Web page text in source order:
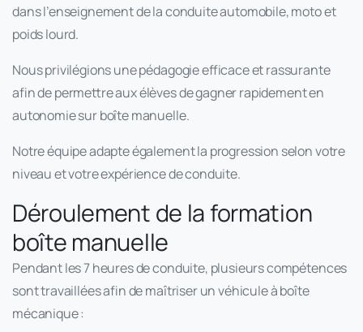
dans l’enseignement de la conduite automobile, moto et
poids lourd.
Nous privilégions une pédagogie efficace et rassurante
afin de permettre aux élèves de gagner rapidement en
autonomie sur boîte manuelle.
Notre équipe adapte également la progression selon votre
niveau et votre expérience de conduite.
Déroulement de la formation
boîte manuelle
Pendant les 7 heures de conduite, plusieurs compétences
sont travaillées afin de maîtriser un véhicule à boîte
mécanique :